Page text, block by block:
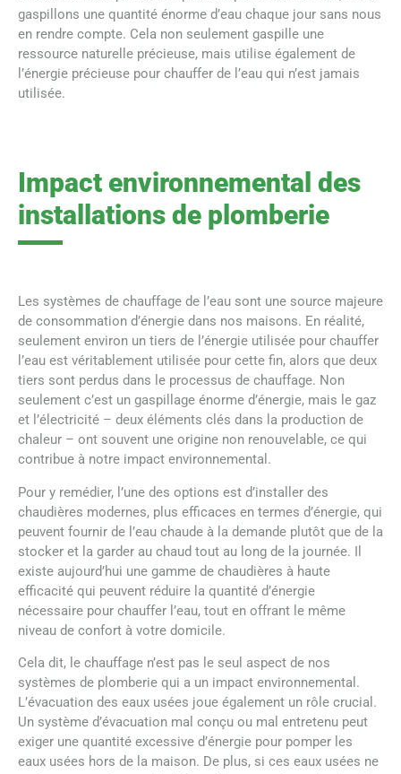
gaspillons une quantité énorme d’eau chaque jour sans nous
en rendre compte. Cela non seulement gaspille une
ressource naturelle précieuse, mais utilise également de
l’énergie précieuse pour chauffer de l’eau qui n’est jamais
utilisée.
Impact environnemental des
installations de plomberie
Les systèmes de chauffage de l’eau sont une source majeure
de consommation d’énergie dans nos maisons. En réalité,
seulement environ un tiers de l’énergie utilisée pour chauffer
l’eau est véritablement utilisée pour cette fin, alors que deux
tiers sont perdus dans le processus de chauffage. Non
seulement c’est un gaspillage énorme d’énergie, mais le gaz
et l’électricité – deux éléments clés dans la production de
chaleur – ont souvent une origine non renouvelable, ce qui
contribue à notre impact environnemental.
Pour y remédier, l’une des options est d’installer des
chaudières modernes, plus efficaces en termes d’énergie, qui
peuvent fournir de l’eau chaude à la demande plutôt que de la
stocker et la garder au chaud tout au long de la journée. Il
existe aujourd’hui une gamme de chaudières à haute
efficacité qui peuvent réduire la quantité d’énergie
nécessaire pour chauffer l’eau, tout en offrant le même
niveau de confort à votre domicile.
Cela dit, le chauffage n’est pas le seul aspect de nos
systèmes de plomberie qui a un impact environnemental.
L’évacuation des eaux usées joue également un rôle crucial.
Un système d’évacuation mal conçu ou mal entretenu peut
exiger une quantité excessive d’énergie pour pomper les
eaux usées hors de la maison. De plus, si ces eaux usées ne